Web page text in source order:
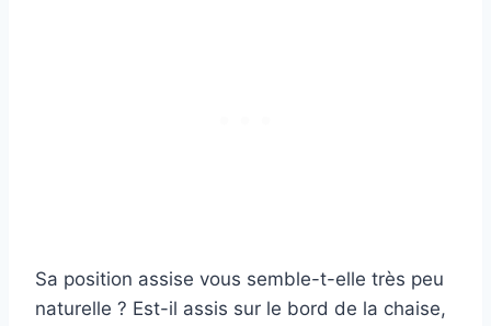
Sa position assise vous semble-t-elle très peu
naturelle ? Est-il assis sur le bord de la chaise,